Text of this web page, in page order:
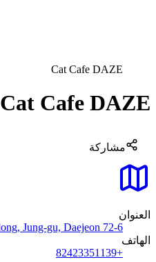
Cat Cafe DAZE
Cat Cafe DAZE
مشاركة
العنوان
72-6 Eunhaengseonhwa-dong, Jung-gu, Daejeon
الهاتف
+82423351139